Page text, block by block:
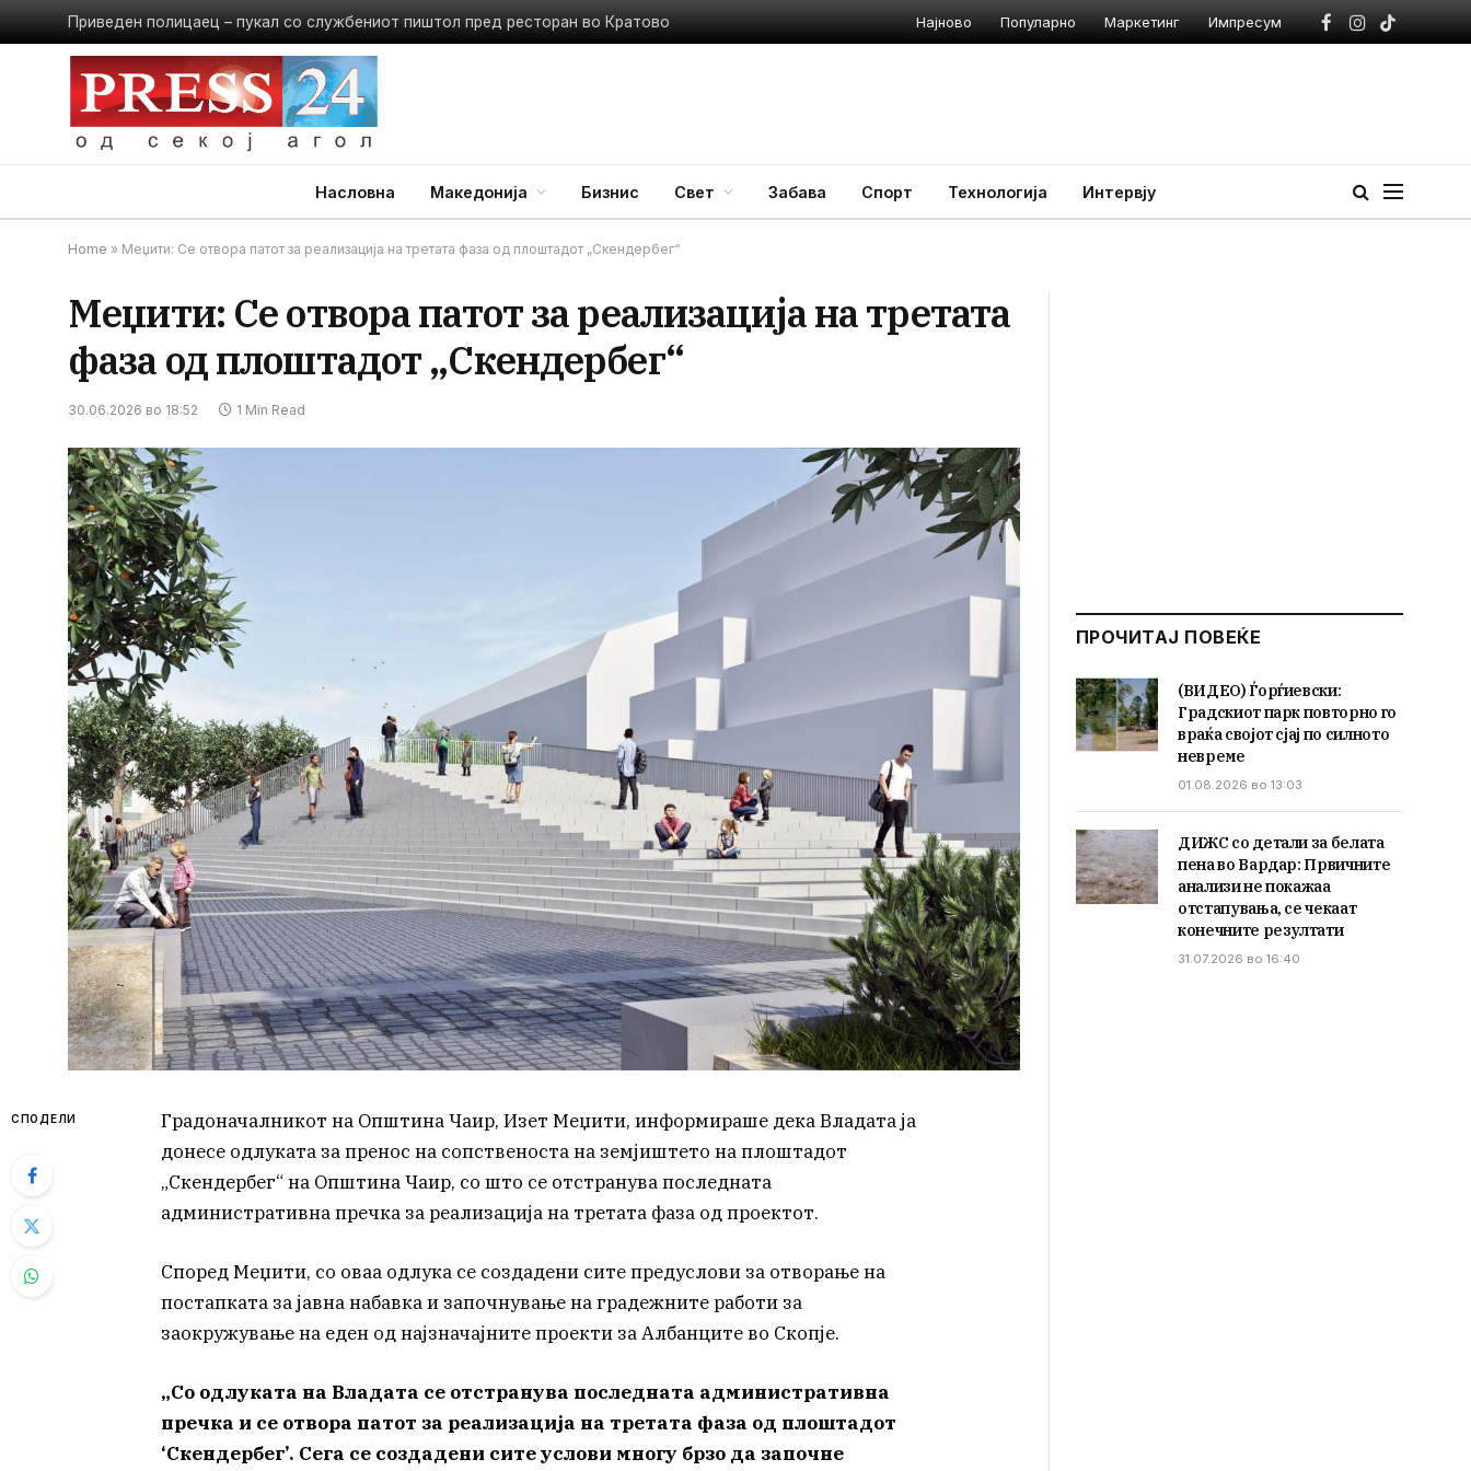
Приведен полицаец – пукал со службениот пиштол пред ресторан во Кратово Најново Популарно Маркетинг Импресум
Facebook
Instagram
TikTok
Насловна Македонија Бизнис Свет Забава Спорт Технологија Интервју
Home » Меџити: Се отвора патот за реализација на третата фаза од плоштадот „Скендербег“
Меџити: Се отвора патот за реализација на третата
фаза од плоштадот „Скендербег“
30.06.2026 во 18:52 1 Min Read
СПОДЕЛИ
Градоначалникот на Општина Чаир, Изет Меџити, информираше дека Владата ја
донесе одлуката за пренос на сопственоста на земјиштето на плоштадот
„Скендербег“ на Општина Чаир, со што се отстранува последната
административна пречка за реализација на третата фаза од проектот.
Според Меџити, со оваа одлука се создадени сите предуслови за отворање на
постапката за јавна набавка и започнување на градежните работи за
заокружување на еден од најзначајните проекти за Албанците во Скопје.
„Со одлуката на Владата се отстранува последната административна
пречка и се отвора патот за реализација на третата фаза од плоштадот
‘Скендербег’. Сега се создадени сите услови многу брзо да започне
ПРОЧИТАЈ ПОВЕЌЕ
(ВИДЕО) Ѓорѓиевски:
Градскиот парк повторно го
враќа својот сјај по силното
невреме
01.08.2026 во 13:03
ДИЖС со детали за белата
пена во Вардар: Првичните
анализи не покажаа
отстапувања, се чекаат
конечните резултати
31.07.2026 во 16:40